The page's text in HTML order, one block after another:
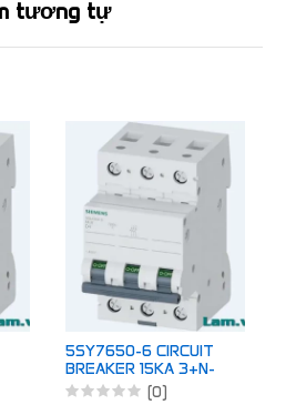
tương tự
5SY7650-6 CIRCUIT
BREAKER 15KA 3+N-
POL B50
(0)